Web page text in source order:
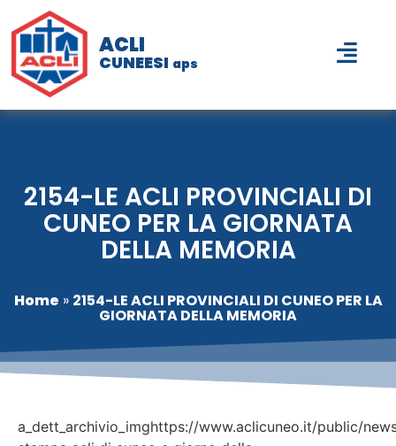
ACLI
CUNEESI aps
2154-LE ACLI PROVINCIALI DI
CUNEO PER LA GIORNATA
DELLA MEMORIA
Home » 2154-LE ACLI PROVINCIALI DI CUNEO PER LA
GIORNATA DELLA MEMORIA
a_dett_archivio_imghttps://www.aclicuneo.it/public/